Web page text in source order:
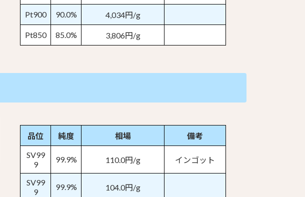
Pt900 90.0% 4,034円/g
Pt850 85.0% 3,806円/g
品位 純度 相場
備考
SV99
9
99.9% 110.0円/g インゴット
SV99
9
99.9% 104.0円/g